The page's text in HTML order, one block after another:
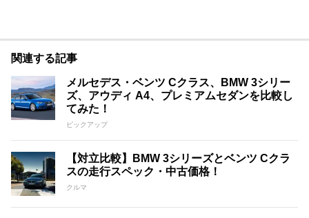
関連する記事
メルセデス・ベンツ Cクラス、BMW 3シリー
ズ、アウディ A4、プレミアムセダンを比較し
てみた！
ピックアップ
【対立比較】BMW 3シリーズとベンツ Cクラ
スの走行スペック・中古価格！
クルマ